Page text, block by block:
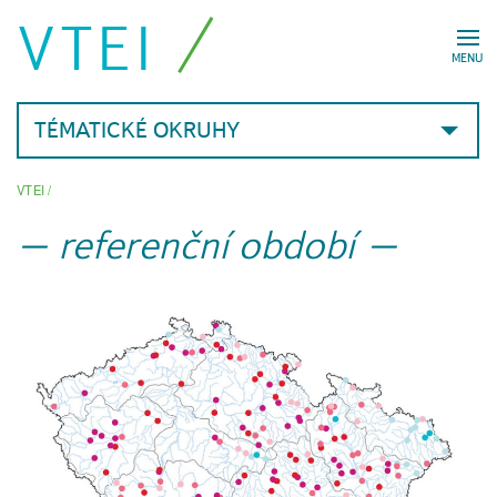
MENU
VTEI
TÉMATICKÉ OKRUHY
VTEI/
referenční období